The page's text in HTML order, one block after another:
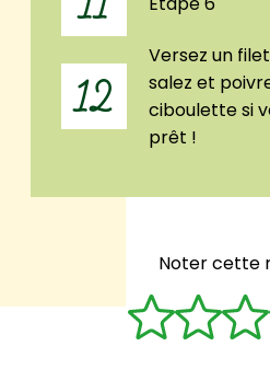
12
Versez un filet
salez et
ciboulette si
prêt !
Noter cette